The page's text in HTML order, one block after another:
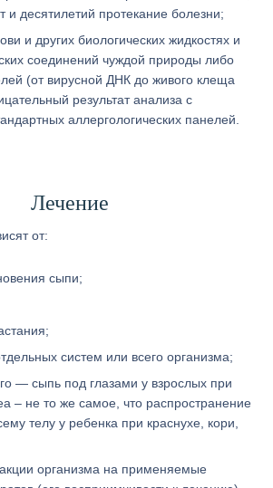
и десятилетий протекание болезни;
и других биологических жидкостях и
соединений чуждой природы либо
(от вирусной ДНК до живого клеща
результат анализа с
аллергологических панелей.
Лечение
от:
сыпи;
систем или всего организма;
— сыпь под глазами у взрослых при
– не то же самое, что распространение
телу у ребенка при краснухе, кори,
организма на применяемые